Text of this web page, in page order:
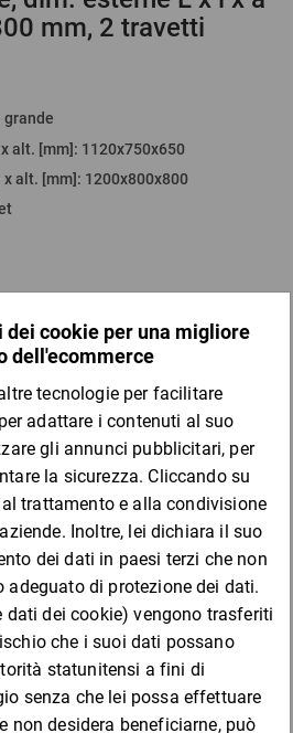
mm, 2 travetti
alt. [mm]: 1120x750x650
alt. [mm] : 1200x800x800
Prezzo Totale
Da 1
403,75 €
Da 5
per 1 Pezzo